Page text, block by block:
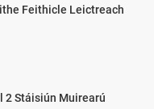
Feithicle Leictreach
2 Stáisiún Muirearú